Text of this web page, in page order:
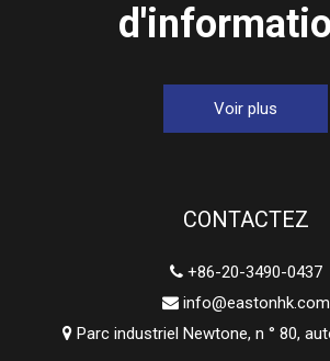
Voir plus
CONTACTEZ
+86-20-3490-0437
 info@eastonhk.com
 Parc industriel Newtone, n ° 80,